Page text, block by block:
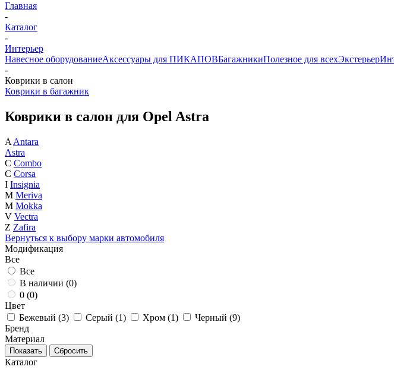
Главная
-
Каталог
-
Интерьер
Навесное оборудованиеАксессуары для ПИКАПОВБагажникиПолезное для всехЭкстерьер
-
Коврики в салон
Коврики в багажник
Коврики в салон для Opel Astra
A Antara
Astra
C Combo
C Corsa
I Insignia
M Meriva
M Mokka
V Vectra
Z Zafira
Вернуться к выбору марки автомобиля
Модификация
Все
Все
В наличии (0)
0 (0)
Цвет
Бежевый (3) Серый (1) Хром (1) Черный (9)
Бренд
Материал
Каталог